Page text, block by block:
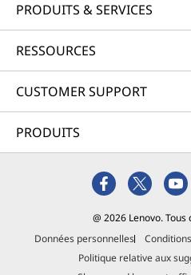
PRODUITS & SERVICES
RESSOURCES
CUSTOMER SUPPORT
PRODUITS
@ 2026 Lenovo.
Données personnelles
Politique relative aux